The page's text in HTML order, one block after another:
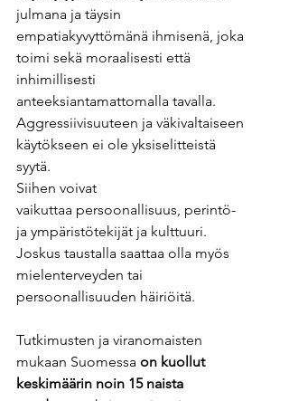
julmana ja täysin
empatiakyvyttömänä ihmisenä, joka
toimi sekä moraalisesti että
inhimillisesti
anteeksiantamattomalla tavalla.
Aggressiivisuuteen ja väkivaltaiseen
käytökseen ei ole yksiselitteistä
syytä.
Siihen voivat
vaikuttaa persoonallisuus, perintö-
ja ympäristötekijät ja kulttuuri.
Joskus taustalla saattaa olla myös
mielenterveyden tai
persoonallisuuden häiriöitä.
Tutkimusten ja viranomaisten
mukaan Suomessa on kuollut
keskimäärin noin 15 naista